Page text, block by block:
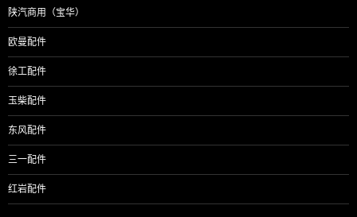
陕汽商用（宝华）
欧曼配件
徐工配件
玉柴配件
东风配件
三一配件
红岩配件